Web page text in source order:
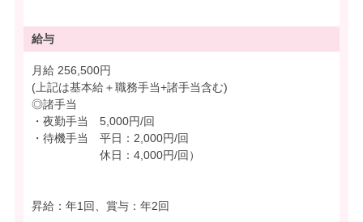
給与
月給 256,500円
(上記は基本給＋職務手当+諸手当含む)
◎諸手当
・夜勤手当 5,000円/回
・待機手当 平日：2,000円/回
休日：4,000円/回）
昇給：年1回、賞与：年2回